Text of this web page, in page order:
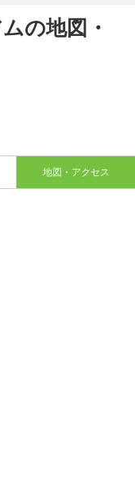
の地図・
地図・アクセス